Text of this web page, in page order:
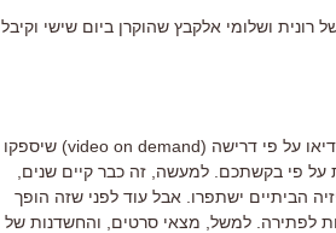
ושלומי אלקבץ שהוקרן ביום שישי וקיבל
העתיד של הקולנוע/טלוויזיה/אינטרנט נמצא בשירותי הווידיאו על פי דרישה (video on demand) שיספקו
פי בקשתכם. למעשה, זה כבר קיים שנים,
הביתיים ישתפרו. אבל עוד לפני שזה הופך
לפתירה. למשל, מצאי סרטים, והחשדנות של